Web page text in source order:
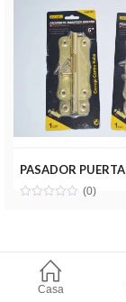
Casa
(0)